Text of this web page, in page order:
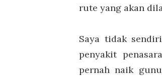
rute yang akan
Saya tidak
penyakit
pernah naik